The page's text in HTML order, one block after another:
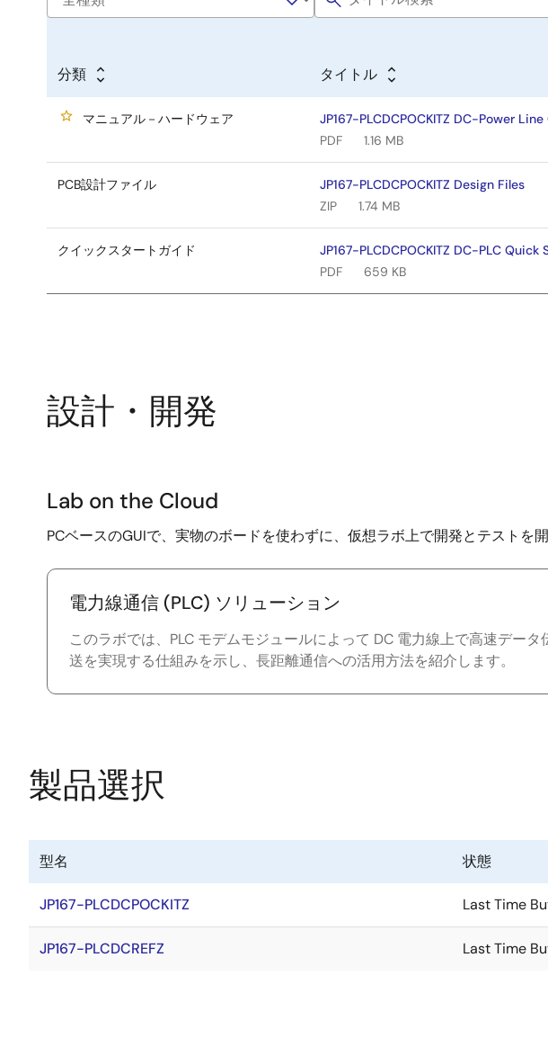
分類 タイトル
マニュアル－ハードウェア
JP167-PLCDCPOCKITZ DC-Power
PDF
1.16 MB
PCB設計ファイル
JP167-PLCDCPOCKITZ Design Files
ZIP
1.74 MB
クイックスタートガイド
JP167-PLCDCPOCKITZ DC-PLC
PDF
659 KB
設計・開発
Lab
on
Cloud
Lab on the Cloud
PCベースのGUIで、実物のボードを使わずに、仮想ラボ上で開発とテストを開
電力線通信 (PLC) ソリューション
このラボでは、PLC モデムモジュールによって DC 電力線上で高速データ
送を実現する仕組みを示し、長距離通信への活用方法を紹介します。
製品選択
型名 状態
JP167-PLCDCPOCKITZ Last Time
JP167-PLCDCREFZ Last Time